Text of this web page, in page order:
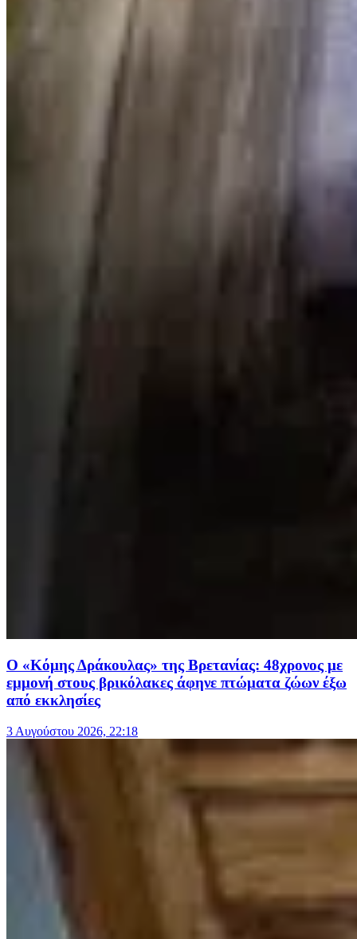
Ο «Κόμης Δράκουλας» της Βρετανίας: 48χρονος με
εμμονή στους βρικόλακες άφηνε πτώματα ζώων έξω
από εκκλησίες
3 Αυγούστου 2026, 22:18